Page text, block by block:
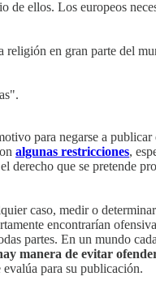
ellos. Los europeos
en gran parte del
para negarse a
algunas restricciones,
que se pretende
caso, medir o
encontrarían
partes. En un mundo
manera de evitar
evalúa para su publicación.